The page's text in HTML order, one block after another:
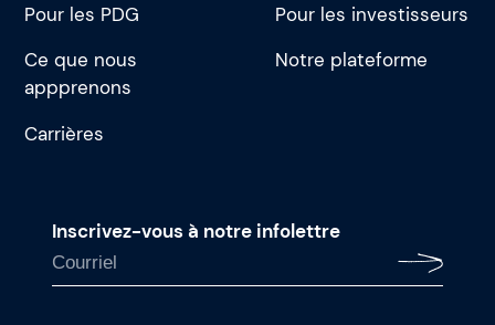
Pour les PDG
Pour les investisseurs
Ce que nous
appprenons
Notre plateforme
Carrières
Inscrivez-vous à notre infolettre